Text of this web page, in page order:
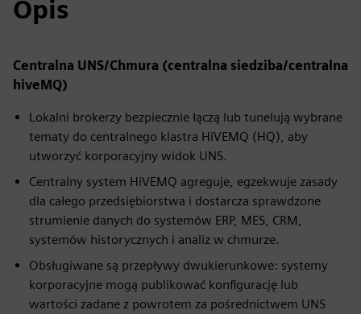
Opis
Centralna UNS/Chmura (centralna siedziba/centralna
hiveMQ)
Lokalni brokerzy bezpiecznie łączą lub tunelują wybrane
tematy do centralnego klastra HiVEMQ (HQ), aby
utworzyć korporacyjny widok UNS.
Centralny system HiVEMQ agreguje, egzekwuje zasady
dla całego przedsiębiorstwa i dostarcza sprawdzone
strumienie danych do systemów ERP, MES, CRM,
systemów historycznych i analiz w chmurze.
Obsługiwane są przepływy dwukierunkowe: systemy
korporacyjne mogą publikować konfigurację lub
wartości zadane z powrotem za pośrednictwem UNS